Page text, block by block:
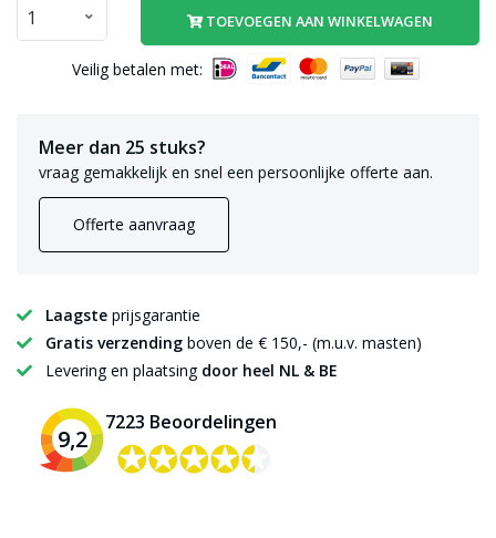
TOEVOEGEN AAN WINKELWAGEN
Veilig betalen met:
Meer dan 25 stuks?
vraag gemakkelijk en snel een persoonlijke offerte aan.
Offerte aanvraag
Laagste prijsgarantie
Gratis verzending boven de € 150,- (m.u.v. masten)
Levering en plaatsing door heel NL & BE
9,2
7223 Beoordelingen
✪✪✪✪✪
✪✪✪✪✪